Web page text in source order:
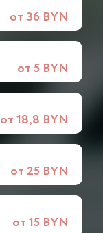
от 36 BYN
от 5 BYN
от 18,8 BYN
от 25 BYN
от 15 BYN